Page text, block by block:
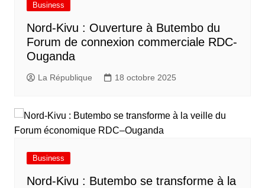
Business
Nord-Kivu : Ouverture à Butembo du
Forum de connexion commerciale RDC-
Ouganda
La République 18 octobre 2025
Business
Nord-Kivu : Butembo se transforme à la